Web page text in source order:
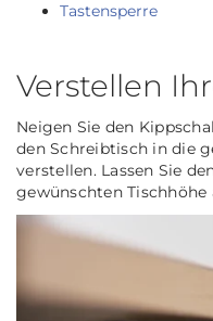
Tastensperre
Verstellen
Neigen Sie den
den Schreibtisch in die
verstellen. Lassen Sie
gewünschten